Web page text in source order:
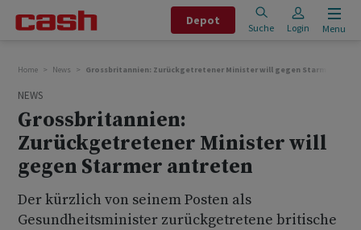
Depot
Suche Login Menu
Home News Grossbritannien: Zurückgetretener Minister will gegen Starmer
NEWS
Grossbritannien:
Zurückgetretener Minister will
gegen Starmer antreten
Der kürzlich von seinem Posten als
Gesundheitsminister zurückgetretene britische